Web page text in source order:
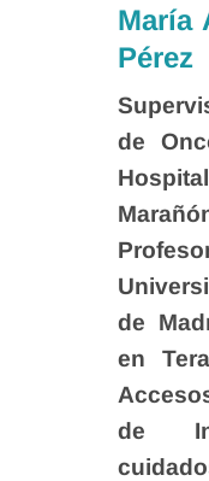
María
Pérez
de
de
en
de